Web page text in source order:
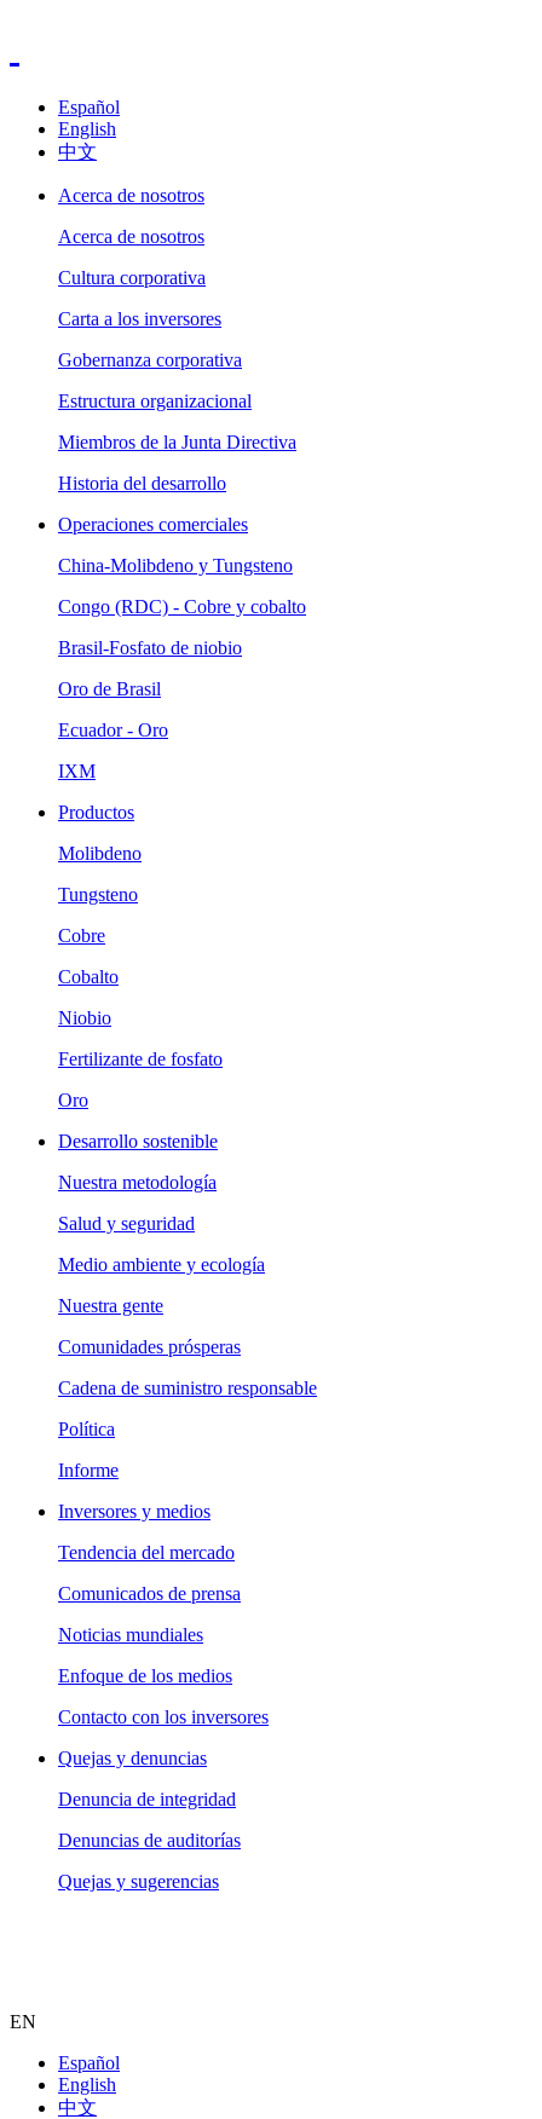
Español
English
中文
Acerca de nosotros
Acerca de nosotros
Cultura corporativa
Carta a los inversores
Gobernanza corporativa
Estructura organizacional
Miembros de la Junta Directiva
Historia del desarrollo
Operaciones comerciales
China-Molibdeno y Tungsteno
Congo (RDC) - Cobre y cobalto
Brasil-Fosfato de niobio
Oro de Brasil
Ecuador - Oro
IXM
Productos
Molibdeno
Tungsteno
Cobre
Cobalto
Niobio
Fertilizante de fosfato
Oro
Desarrollo sostenible
Nuestra metodología
Salud y seguridad
Medio ambiente y ecología
Nuestra gente
Comunidades prósperas
Cadena de suministro responsable
Política
Informe
Inversores y medios
Tendencia del mercado
Comunicados de prensa
Noticias mundiales
Enfoque de los medios
Contacto con los inversores
Quejas y denuncias
Denuncia de integridad
Denuncias de auditorías
Quejas y sugerencias
EN
Español
English
中文